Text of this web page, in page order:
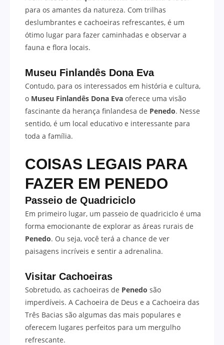
para os amantes da natureza. Com trilhas
deslumbrantes e cachoeiras refrescantes, é um
ótimo lugar para fazer caminhadas e observar a
fauna e flora locais.
Museu Finlandês Dona Eva
Contudo, para os interessados em história e cultura,
o Museu Finlandês Dona Eva oferece uma visão
fascinante da herança finlandesa de Penedo. Nesse
sentido, é um local educativo e interessante para
toda a família.
COISAS LEGAIS PARA
FAZER EM PENEDO
Passeio de Quadriciclo
Em primeiro lugar, um passeio de quadriciclo é uma
forma emocionante de explorar as áreas rurais de
Penedo. Ou seja, você terá a chance de ver
paisagens incríveis e sentir a adrenalina.
Visitar Cachoeiras
Sobretudo, as cachoeiras de Penedo são
imperdíveis. A Cachoeira de Deus e a Cachoeira das
Três Bacias são algumas das mais populares e
oferecem lugares perfeitos para um mergulho
refrescante.